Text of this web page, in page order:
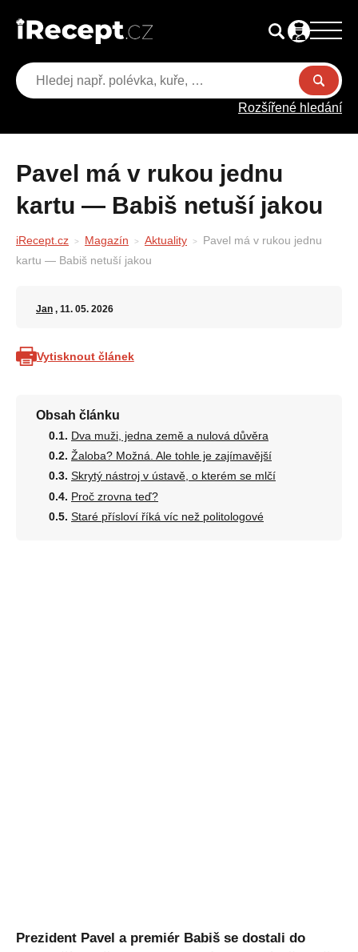
Rozšířené hledání
Pavel má v rukou jednu
kartu — Babiš netuší jakou
iRecept.cz Magazín Aktuality
Pavel má v rukou jednu
kartu — Babiš netuší jakou
Jan , 11. 05. 2026
Vytisknout článek
Obsah článku
Dva muži, jedna země a nulová důvěra
Žaloba? Možná. Ale tohle je zajímavější
Skrytý nástroj v ústavě, o kterém se mlčí
Proč zrovna teď?
Staré přísloví říká víc než politologové
Prezident Pavel a premiér Babiš se dostali do